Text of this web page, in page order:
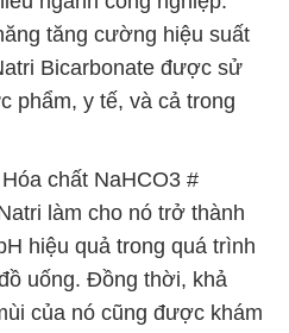
tăng cường hiệu suất
Bicarbonate được sử
phẩm, y tế, và cả trong
chất NaHCO3 #
làm cho nó trở thành
hiệu quả trong quá trình
uống. Đồng thời, khả
của nó cũng được khám